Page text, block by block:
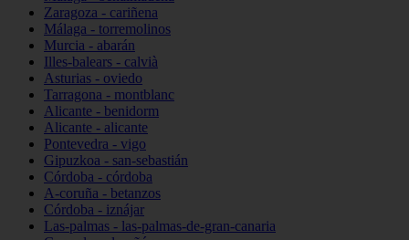
Zaragoza - cariñena
Málaga - torremolinos
Murcia - abarán
Illes-balears - calvià
Asturias - oviedo
Tarragona - montblanc
Alicante - benidorm
Alicante - alicante
Pontevedra - vigo
Gipuzkoa - san-sebastián
Córdoba - córdoba
A-coruña - betanzos
Córdoba - iznájar
Las-palmas - las-palmas-de-gran-canaria